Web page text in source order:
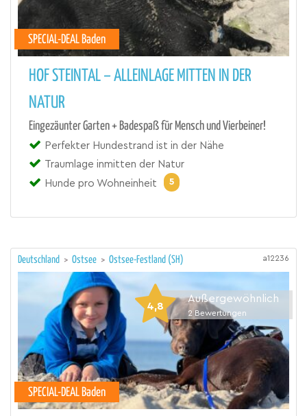
SPECIAL-DEAL Baden
HOF STEINTAL – ALLEINLAGE MITTEN IN DER
NATUR
Eingezäunter Garten + Badespaß für Mensch und Vierbeiner!
Perfekter Hundestrand ist in der Nähe
Traumlage inmitten der Natur
Hunde pro Wohneinheit
5
Deutschland > Ostsee > Ostsee-Festland (SH) a12236
4,8
Außergewöhnlich
2 Bewertungen
SPECIAL-DEAL Baden